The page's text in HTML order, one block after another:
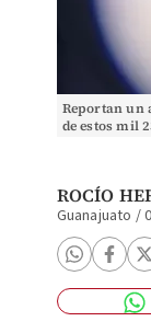
Reportan un
de estos mil
ROCÍO
Guanajuato /